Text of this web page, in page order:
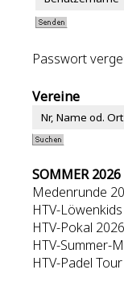
Passwort
Vereine
SOMMER 2026
Medenrunde
HTV-
HTV-Pokal 2026
HTV-Summer-
HTV-Padel